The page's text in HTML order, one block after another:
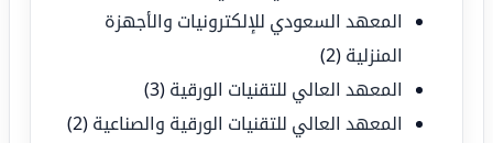
المعهد السعودي للإلكترونيات والأجهزة
المنزلية (2)
المعهد العالي للتقنيات الورقية (3)
المعهد العالي للتقنيات الورقية والصناعية (2)